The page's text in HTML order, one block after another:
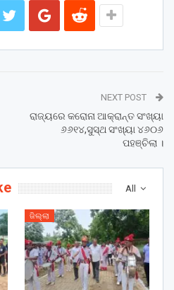
NEXT POST
ରାଜ୍ୟରେ କରୋନା ଆକ୍ରାନ୍ତ ସଂଖ୍ୟା
୬୬୧୪,ସୁସ୍ଥ ସଂଖ୍ୟା ୪୬୦୬
ପହଞ୍ଚିଲା ।
All
ଜିଲ୍ଲା